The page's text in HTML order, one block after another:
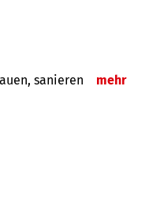
sanieren mehr